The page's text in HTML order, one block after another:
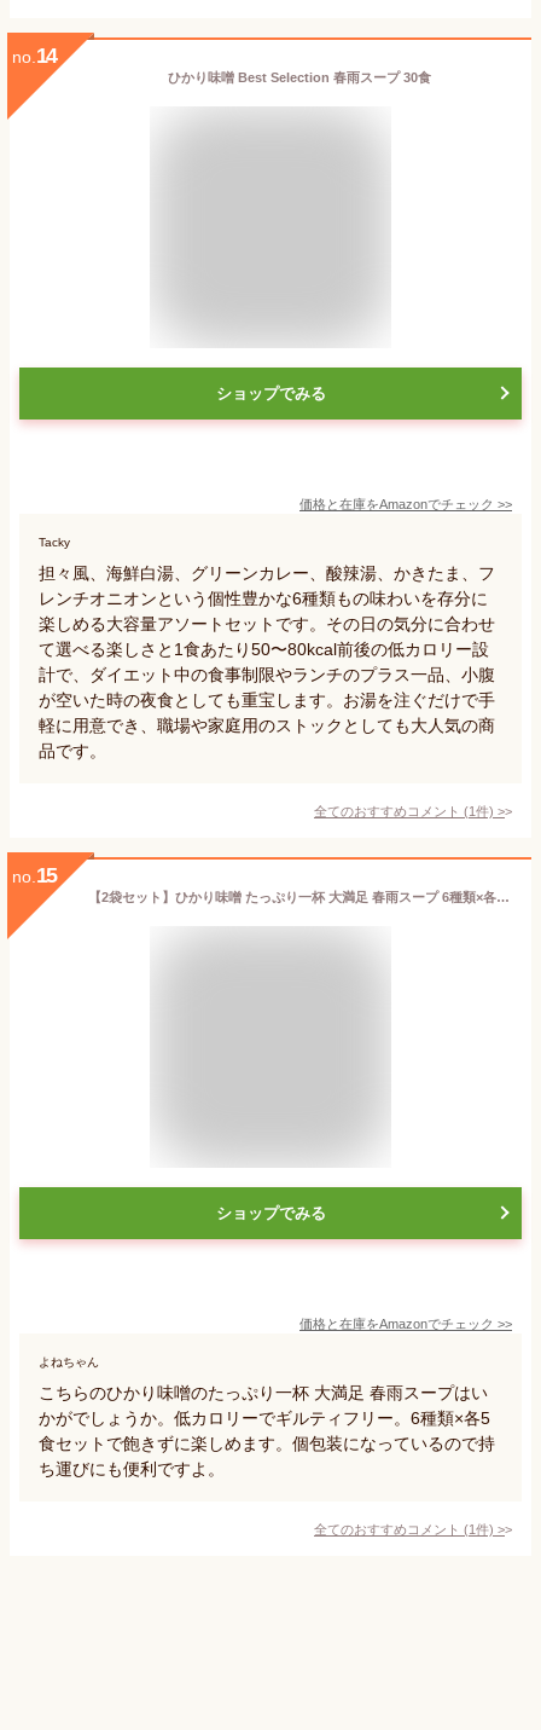
no. 14
ひかり味噌 Best Selection 春雨スープ 30食
ショップでみる
価格と在庫をAmazonでチェック >>
Tacky
担々風、海鮮白湯、グリーンカレー、酸辣湯、かきたま、フ
レンチオニオンという個性豊かな6種類もの味わいを存分に
楽しめる大容量アソートセットです。その日の気分に合わせ
て選べる楽しさと1食あたり50〜80kcal前後の低カロリー設
計で、ダイエット中の食事制限やランチのプラス一品、小腹
が空いた時の夜食としても重宝します。お湯を注ぐだけで手
軽に用意でき、職場や家庭用のストックとしても大人気の商
品です。
全てのおすすめコメント (1件) >
no. 15
【2袋セット】ひかり味噌 たっぷり一杯 大満足 春雨スープ 6種類×各5食 (合計30食入) コストコ 即席スープ インスタント 低カロリー 個包装 ＜大容量＞ まとめ買い ランチ 夜食
ショップでみる
価格と在庫をAmazonでチェック >>
よねちゃん
こちらのひかり味噌のたっぷり一杯 大満足 春雨スープはい
かがでしょうか。低カロリーでギルティフリー。6種類×各5
食セットで飽きずに楽しめます。個包装になっているので持
ち運びにも便利ですよ。
全てのおすすめコメント (1件) >